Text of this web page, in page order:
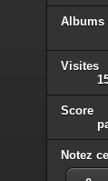
Albums
Visites
Score
Notez